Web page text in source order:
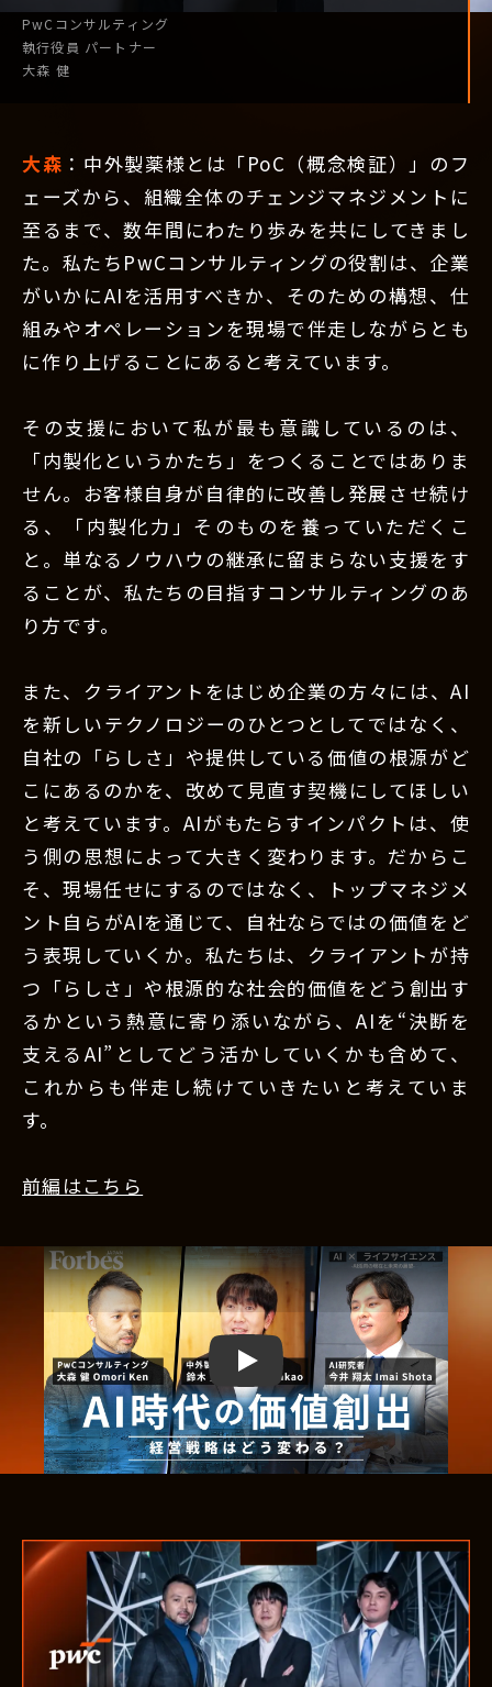
PwCコンサルティング
執行役員 パートナー
大森 健
大森 ：中外製薬様とは「PoC（概念検証）」のフ
ェーズから、組織全体のチェンジマネジメントに
至るまで、数年間にわたり歩みを共にしてきまし
た。私たちPwCコンサルティングの役割は、企業
がいかにAIを活用すべきか、そのための構想、仕
組みやオペレーションを現場で伴走しながらとも
に作り上げることにあると考えています。
その支援において私が最も意識しているのは、
「内製化というかたち」をつくることではありま
せん。お客様自身が自律的に改善し発展させ続け
る、「内製化力」そのものを養っていただくこ
と。単なるノウハウの継承に留まらない支援をす
ることが、私たちの目指すコンサルティングのあ
り方です。
また、クライアントをはじめ企業の方々には、AI
を新しいテクノロジーのひとつとしてではなく、
自社の「らしさ」や提供している価値の根源がど
こにあるのかを、改めて見直す契機にしてほしい
と考えています。AIがもたらすインパクトは、使
う側の思想によって大きく変わります。だからこ
そ、現場任せにするのではなく、トップマネジメ
ント自らがAIを通じて、自社ならではの価値をど
う表現していくか。私たちは、クライアントが持
つ「らしさ」や根源的な社会的価値をどう創出す
るかという熱意に寄り添いながら、AIを“決断を
支えるAI”としてどう活かしていくかも含めて、
これからも伴走し続けていきたいと考えていま
す。
前編はこちら